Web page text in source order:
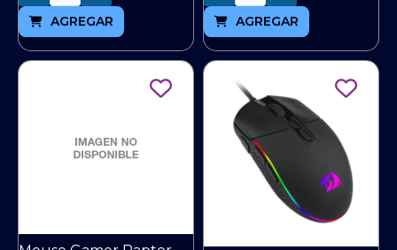
AGREGAR AGREGAR